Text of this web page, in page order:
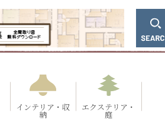
インテリア・収
納
エクステリア・
庭